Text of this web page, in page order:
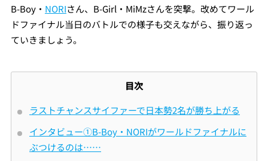
B-Boy・ NORIさん、B-Girl・MiMzさんを突撃。改めてワール
ドファイナル当日のバトルでの様子も交えながら、振り返っ
ていきましょう。
目次
ラストチャンスサイファーで日本勢2名が勝ち上がる
インタビュー①B-Boy・NORIがワールドファイナルに
ぶつけるのは……